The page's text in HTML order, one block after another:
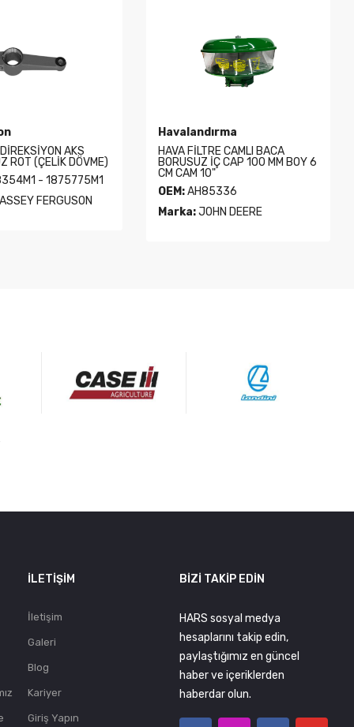
AKS
ROT (ÇELİK DÖVME)
- 1875775M1
FERGUSON
Havalandırma
HAVA FİLTRE CAMLI BACA
BORUSUZ İÇ CAP 100 MM BOY 6
CM CAM 10"
OEM:AH85336
Marka:JOHN DEERE
İLETIŞIM
İletişim
Galeri
Blog
Kariyer
Giriş Yapın
BIZI TAKIP EDIN
HARS sosyal medya
hesaplarını takip edin,
paylaştığımız en güncel
haber ve içeriklerden
haberdar olun.